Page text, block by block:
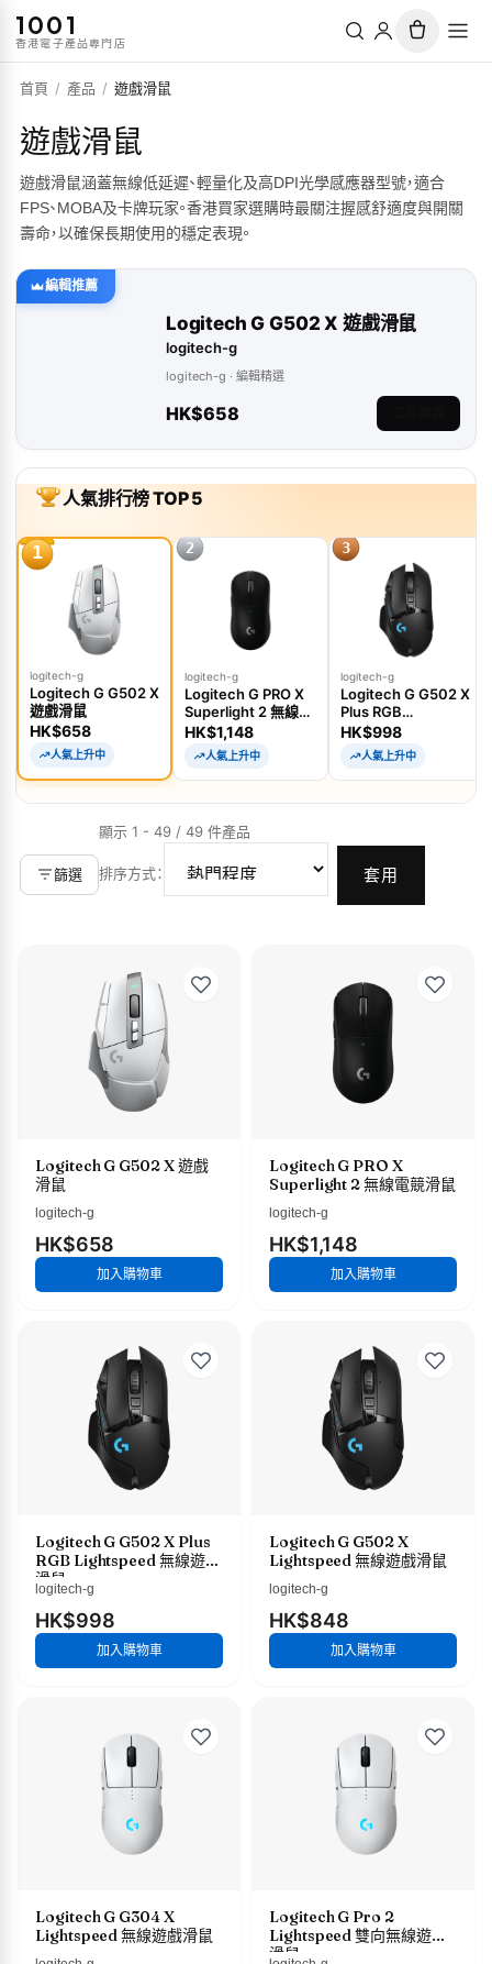
1001
香港電子產品專門店
首頁 / 產品 / 遊戲滑鼠
遊戲滑鼠
遊戲滑鼠涵蓋無線低延遲、輕量化及高DPI光學感應器型號，適合
FPS、MOBA及卡牌玩家。香港買家選購時最關注握感舒適度與開關
壽命，以確保長期使用的穩定表現。
編輯推薦
Logitech G G502 X 遊戲滑鼠
logitech-g
logitech-g · 編輯精選
HK$658
人氣排行榜 TOP 5
1
logitech-g
Logitech G G502 X
遊戲滑鼠
HK$658
人氣上升中
2
logitech-g
Logitech G PRO X
Superlight 2 無線電
競滑鼠
HK$1,148
人氣上升中
3
logitech-g
Logitech G G502 X
Plus RGB
Lightspeed 無線遊
戲滑鼠
HK$998
人氣上升中
篩選
顯示 1 - 49 / 49 件產品
排序方式： 套用
Logitech G G502 X 遊戲
滑鼠
logitech-g
HK$658
加入購物車
Logitech G PRO X
Superlight 2 無線電競滑鼠
logitech-g
HK$1,148
加入購物車
Logitech G G502 X Plus
RGB Lightspeed 無線遊戲
滑鼠
logitech-g
HK$998
加入購物車
Logitech G G502 X
Lightspeed 無線遊戲滑鼠
logitech-g
HK$848
加入購物車
Logitech G G304 X
Lightspeed 無線遊戲滑鼠
Logitech G Pro 2
Lightspeed 雙向無線遊戲
滑鼠